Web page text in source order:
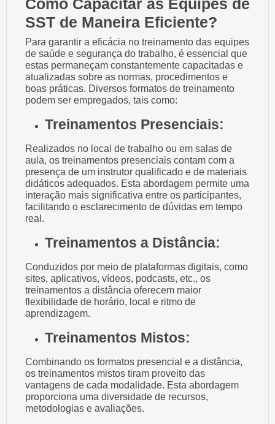
Como Capacitar as Equipes de
SST de Maneira Eficiente?
Para garantir a eficácia no treinamento das equipes
de saúde e segurança do trabalho, é essencial que
estas permaneçam constantemente capacitadas e
atualizadas sobre as normas, procedimentos e
boas práticas. Diversos formatos de treinamento
podem ser empregados, tais como:
Treinamentos Presenciais:
Realizados no local de trabalho ou em salas de
aula, os treinamentos presenciais contam com a
presença de um instrutor qualificado e de materiais
didáticos adequados. Esta abordagem permite uma
interação mais significativa entre os participantes,
facilitando o esclarecimento de dúvidas em tempo
real.
Treinamentos a Distância:
Conduzidos por meio de plataformas digitais, como
sites, aplicativos, vídeos, podcasts, etc., os
treinamentos a distância oferecem maior
flexibilidade de horário, local e ritmo de
aprendizagem.
Treinamentos Mistos:
Combinando os formatos presencial e a distância,
os treinamentos mistos tiram proveito das
vantagens de cada modalidade. Esta abordagem
proporciona uma diversidade de recursos,
metodologias e avaliações.